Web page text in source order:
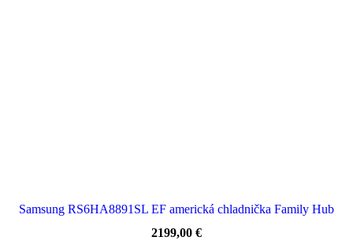
Samsung RS6HA8891SL EF americká chladnička Family Hub
2199,00 €